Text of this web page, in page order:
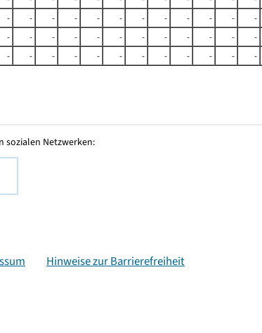
- - - - - - - - - - - -
- - - - - - - - - - - -
- - - - - - - - - - - -
sozialen Netzwerken:
Hinweise zur Barrierefreiheit